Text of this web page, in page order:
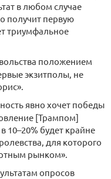
в любом случае
получит первую
триумфальное
положением
экзитполы, не
явно хочет победы
[Трампом]
10–20% будет крайне
для которого
рынком».
опросов